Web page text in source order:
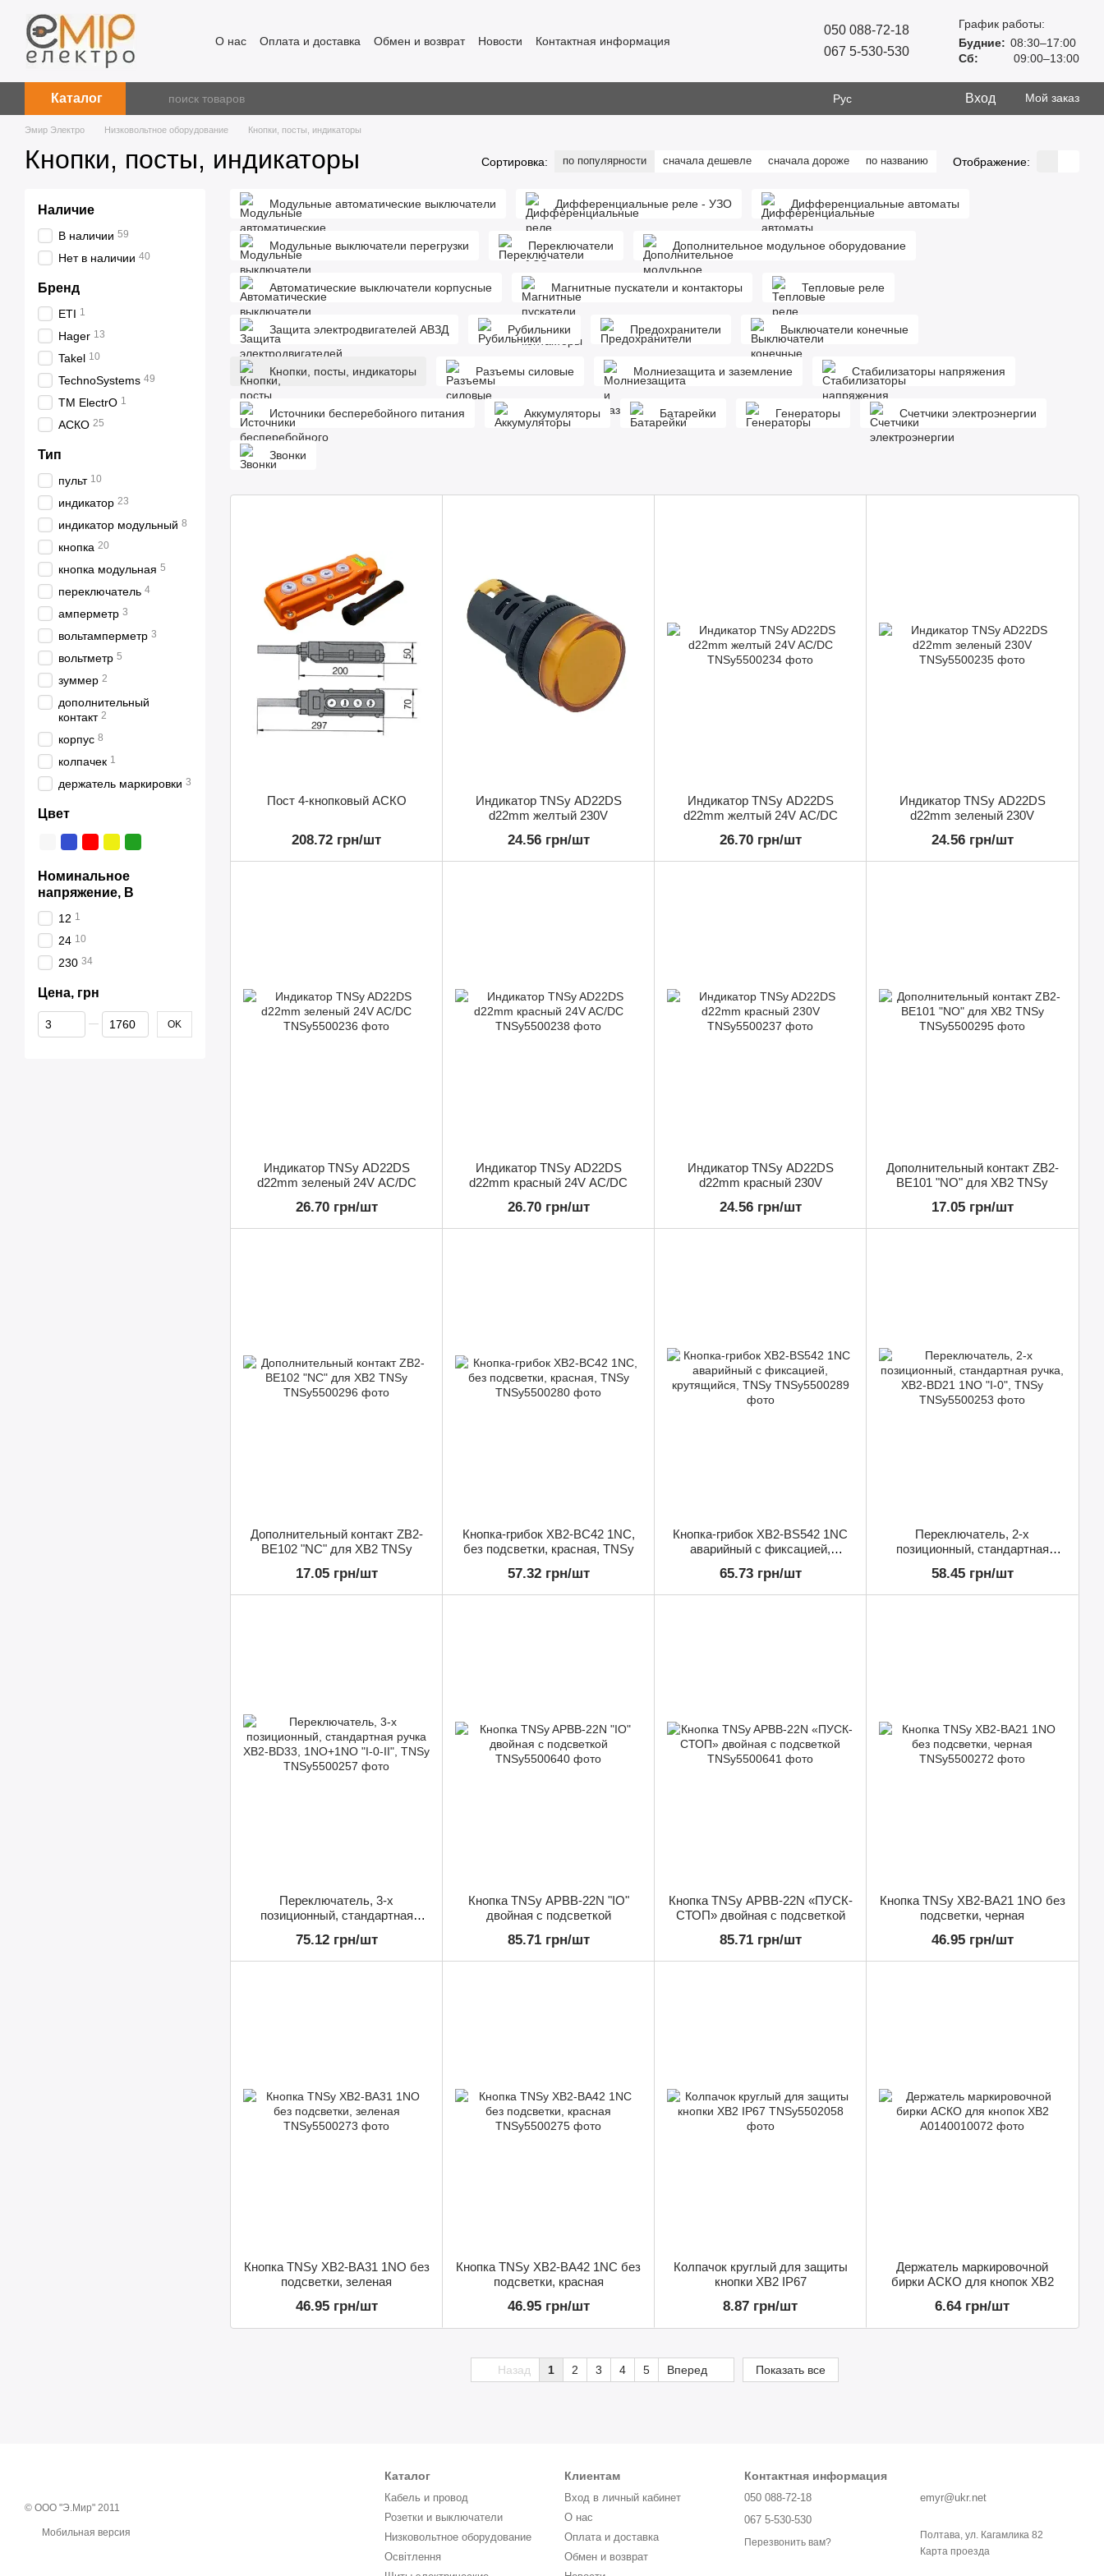
Перейти к основному контенту
О нас Оплата и доставка Обмен и возврат Новости Контактная информация
050 088-72-18
067 5-530-530
График работы:
Будние: 08:30–17:00
Сб:
09:00–13:00
Каталог Рус Вход Мой заказ
Эмир Электро Низковольтное оборудование Кнопки, посты, индикаторы
Кнопки, посты, индикаторы Сортировка: по популярности сначала дешевле сначала дороже по названию Отображение:
Модульные автоматические выключатели Дифференциальные реле - УЗО Дифференциальные автоматы
Модульные выключатели перегрузки Переключатели Дополнительное модульное оборудование
Автоматические выключатели корпусные Магнитные пускатели и контакторы Тепловые реле
Защита электродвигателей АВЗД Рубильники Предохранители Выключатели конечные
Кнопки, посты, индикаторы Разъемы силовые Молниезащита и заземление Стабилизаторы напряжения
Источники бесперебойного питания Аккумуляторы Батарейки Генераторы Счетчики электроэнергии
Звонки
Пост 4-кнопковый АСКО
208.72 грн/шт
Индикатор TNSy AD22DS
d22mm желтый 230V
24.56 грн/шт
Индикатор TNSy AD22DS
d22mm желтый 24V AC/DC
26.70 грн/шт
Индикатор TNSy AD22DS
d22mm зеленый 230V
24.56 грн/шт
Индикатор TNSy AD22DS
d22mm зеленый 24V AC/DC
26.70 грн/шт
Индикатор TNSy AD22DS
d22mm красный 24V AC/DC
26.70 грн/шт
Индикатор TNSy AD22DS
d22mm красный 230V
24.56 грн/шт
Дополнительный контакт ZB2-
BE101 "NO" для XB2 TNSy
17.05 грн/шт
Дополнительный контакт ZB2-
BE102 "NC" для XB2 TNSy
17.05 грн/шт
Кнопка-грибок XB2-BC42 1NC,
без подсветки, красная, TNSy
57.32 грн/шт
Кнопка-грибок XB2-BS542 1NC
аварийный с фиксацией,
65.73 грн/шт
Переключатель, 2-х
позиционный, стандартная
TNSy
58.45 грн/шт
Переключатель, 3-х
позиционный, стандартная
II", TNSy
75.12 грн/шт
Кнопка TNSy APBB-22N "IO"
двойная с подсветкой
85.71 грн/шт
Кнопка TNSy APBB-22N «ПУСК-
СТОП» двойная с подсветкой
85.71 грн/шт
Кнопка TNSy XB2-BA21 1NO без
подсветки, черная
46.95 грн/шт
Кнопка TNSy XB2-BA31 1NO без
подсветки, зеленая
46.95 грн/шт
Кнопка TNSy XB2-BA42 1NC без
подсветки, красная
46.95 грн/шт
Колпачок круглый для защиты
кнопки XB2 IP67
8.87 грн/шт
Держатель маркировочной
бирки АСКО для кнопок ХВ2
6.64 грн/шт
Назад 1 2 3 4 5 Вперед Показать все
Наличие
В наличии 59
Нет в наличии 40
Бренд
ETI 1
Hager 13
Takel 10
TechnoSystems 49
TM ElectrO 1
АСКО 25
Тип
пульт 10
индикатор 23
индикатор модульный 8
кнопка 20
кнопка модульная 5
переключатель 4
амперметр 3
вольтамперметр 3
вольтметр 5
зуммер 2
дополнительный
контакт 2
корпус 8
колпачек 1
держатель маркировки 3
Цвет
Номинальное
напряжение, В
12 1
24 10
230 34
Цена, грн
От Цена, грн
До Цена, грн OK
© ООО "Э.Мир" 2011
Мобильная версия
Каталог
Кабель и провод
Розетки и выключатели
Низковольтное оборудование
Освітлення
Клиентам
Вход в личный кабинет
О нас
Оплата и доставка
Обмен и возврат
Контактная информация
050 088-72-18
067 5-530-530
Перезвонить вам?
emyr@ukr.net
Полтава, ул. Кагамлика 82
Карта проезда